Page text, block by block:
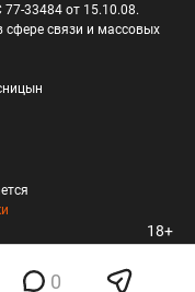
0
33484 от 15.10.08.
сфере связи и массовых
18+